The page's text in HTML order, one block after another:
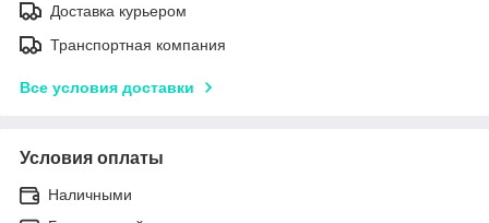
Доставка курьером
Транспортная компания
Все условия доставки
Условия оплаты
Наличными